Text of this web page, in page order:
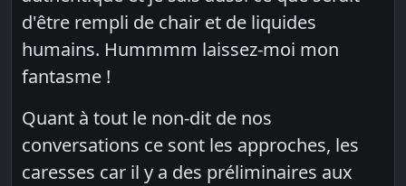
d'être rempli de chair et de liquides
humains. Hummmm laissez-moi mon
fantasme !
Quant à tout le non-dit de nos
conversations ce sont les approches, les
caresses car il y a des préliminaires aux